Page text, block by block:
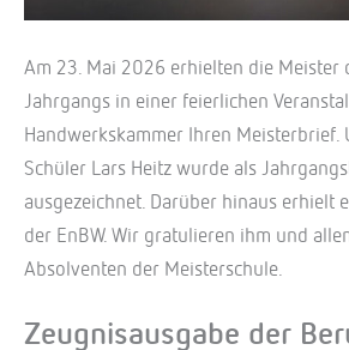
Am 23. Mai 2026 erhielten die Meister
Jahrgangs in einer feierlichen
Handwerkskammer Ihren Meisterbrief.
Schüler Lars Heitz wurde als
ausgezeichnet. Darüber hinaus erhielt
der EnBW. Wir gratulieren ihm und
Absolventen der Meisterschule.
Zeugnisausgabe der